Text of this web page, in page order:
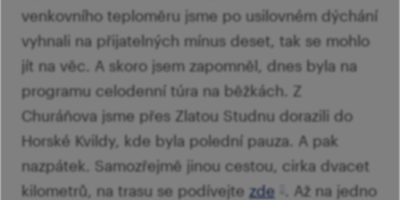
venkovního teploměru jsme po usilovném dýchání
vyhnali na přijatelných mínus deset, tak se mohlo
jít na věc. A skoro jsem zapomněl, dnes byla na
programu celodenní túra na běžkách. Z
Churáňova jsme přes Zlatou Studnu dorazili do
Horské Kvildy, kde byla polední pauza. A pak
nazpátek. Samozřejmě jinou cestou, cirka dvacet
kilometrů, na trasu se podívejte zde
. Až na jedno